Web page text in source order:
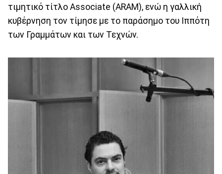
τιμητικό τίτλο Associate (ARAM), ενώ η γαλλική
κυβέρνηση τον τίμησε με το παράσημο του Ιππότη
των Γραμμάτων και των Τεχνών.